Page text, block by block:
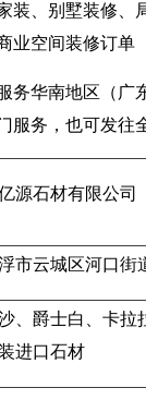
装、别墅装修、
业空间装修订单
务华南地区（广
服务，也可发往
源石材有限公司
市云城区河口街
、爵士白、卡拉
进口石材